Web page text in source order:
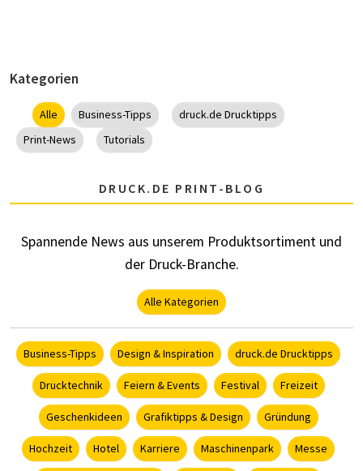
Kategorien
Alle Business-Tipps
druck.de Drucktipps
Print-News
Tutorials
DRUCK.DE PRINT-BLOG
Spannende News aus unserem Produktsortiment und
der Druck-Branche.
Alle Kategorien
Business-Tipps Design & Inspiration druck.de Drucktipps
Drucktechnik Feiern & Events Festival Freizeit
Geschenkideen Grafiktipps & Design Gründung
Hochzeit Hotel Karriere Maschinenpark Messe